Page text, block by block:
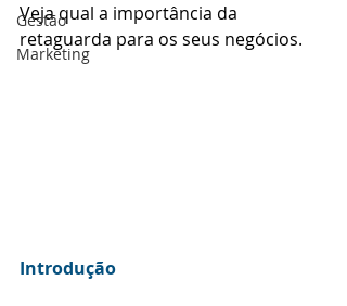
Gestão
Marketing
Veja qual a importância da
retaguarda para os seus negócios.
Introdução